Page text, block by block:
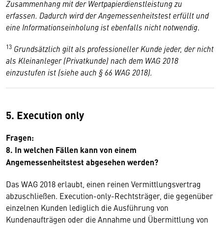
Zusammenhang mit der Wertpapierdienstleistung zu
erfassen. Dadurch wird der Angemessenheitstest erfüllt und
eine Informationseinholung ist ebenfalls nicht notwendig.
13 Grundsätzlich gilt als professioneller Kunde jeder, der nicht
als Kleinanleger (Privatkunde) nach dem WAG 2018
einzustufen ist (siehe auch § 66 WAG 2018).
5. Execution only
Fragen:
8. In welchen Fällen kann von einem
Angemessenheitstest abgesehen werden?
Das WAG 2018 erlaubt, einen reinen Vermittlungsvertrag
abzuschließen. Execution-only-Rechtsträger, die gegenüber
einzelnen Kunden lediglich die Ausführung von
Kundenaufträgen oder die Annahme und Übermittlung von